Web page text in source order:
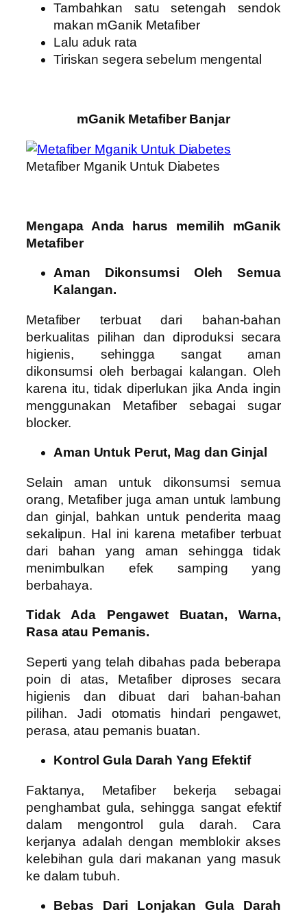
Tambahkan satu setengah sendok
makan mGanik Metafiber
Lalu aduk rata
Tiriskan segera sebelum mengental
mGanik Metafiber Banjar
Metafiber Mganik Untuk Diabetes
Mengapa Anda harus memilih mGanik
Metafiber
Aman Dikonsumsi Oleh Semua
Kalangan.
Metafiber terbuat dari bahan-bahan
berkualitas pilihan dan diproduksi secara
higienis, sehingga sangat aman
dikonsumsi oleh berbagai kalangan. Oleh
karena itu, tidak diperlukan jika Anda ingin
menggunakan Metafiber sebagai sugar
blocker.
Aman Untuk Perut, Mag dan Ginjal
Selain aman untuk dikonsumsi semua
orang, Metafiber juga aman untuk lambung
dan ginjal, bahkan untuk penderita maag
sekalipun. Hal ini karena metafiber terbuat
dari bahan yang aman sehingga tidak
menimbulkan efek samping yang
berbahaya.
Tidak Ada Pengawet Buatan, Warna,
Rasa atau Pemanis.
Seperti yang telah dibahas pada beberapa
poin di atas, Metafiber diproses secara
higienis dan dibuat dari bahan-bahan
pilihan. Jadi otomatis hindari pengawet,
perasa, atau pemanis buatan.
Kontrol Gula Darah Yang Efektif
Faktanya, Metafiber bekerja sebagai
penghambat gula, sehingga sangat efektif
dalam mengontrol gula darah. Cara
kerjanya adalah dengan memblokir akses
kelebihan gula dari makanan yang masuk
ke dalam tubuh.
Bebas Dari Lonjakan Gula Darah